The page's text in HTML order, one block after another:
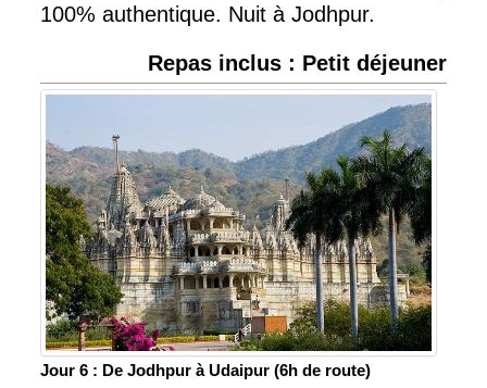
100% authentique. Nuit à Jodhpur.
Repas inclus : Petit déjeuner
Jour 6 : De Jodhpur à Udaipur (6h de route)